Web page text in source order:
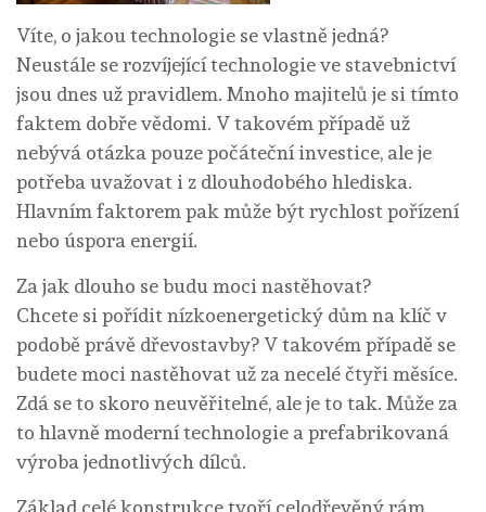
Víte, o jakou technologie se vlastně jedná?
Neustále se rozvíjející technologie ve stavebnictví
jsou dnes už pravidlem. Mnoho majitelů je si tímto
faktem dobře vědomi. V takovém případě už
nebývá otázka pouze počáteční investice, ale je
potřeba uvažovat i z dlouhodobého hlediska.
Hlavním faktorem pak může být rychlost pořízení
nebo úspora energií.
Za jak dlouho se budu moci nastěhovat?
Chcete si pořídit nízkoenergetický dům na klíč v
podobě právě dřevostavby? V takovém případě se
budete moci nastěhovat už za necelé čtyři měsíce.
Zdá se to skoro neuvěřitelné, ale je to tak. Může za
to hlavně moderní technologie a prefabrikovaná
výroba jednotlivých dílců.
Základ celé konstrukce tvoří celodřevěný rám,